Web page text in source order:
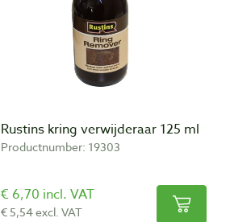
Rustins kring verwijderaar 125 ml
Productnumber: 19303
€ 6,70 incl. VAT
€ 5,54 excl. VAT